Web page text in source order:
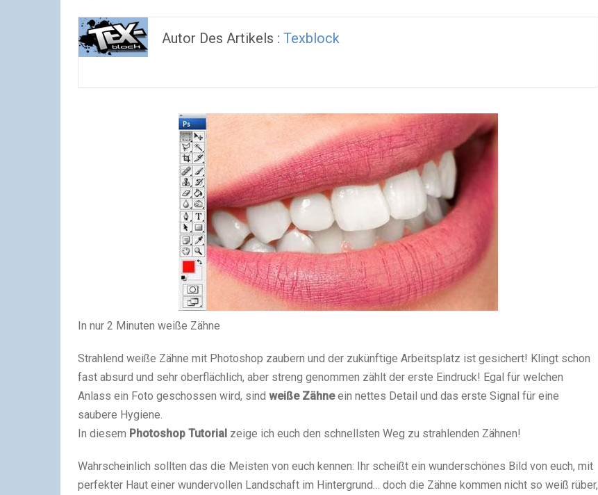
Autor Des Artikels : Texblock
In nur 2 Minuten weiße Zähne
Strahlend weiße Zähne mit Photoshop zaubern und der zukünftige Arbeitsplatz ist gesichert! Klingt schon
fast absurd und sehr oberflächlich, aber streng genommen zählt der erste Eindruck! Egal für welchen
Anlass ein Foto geschossen wird, sind weiße Zähneein nettes Detail und das erste Signal für eine
saubere Hygiene.
In diesem Photoshop Tutorial zeige ich euch den schnellsten Weg zu strahlenden Zähnen!
Wahrscheinlich sollten das die Meisten von euch kennen: Ihr scheißt ein wunderschönes Bild von euch, mit
perfekter Haut einer wundervollen Landschaft im Hintergrund… doch die Zähne kommen nicht so weiß rüber,